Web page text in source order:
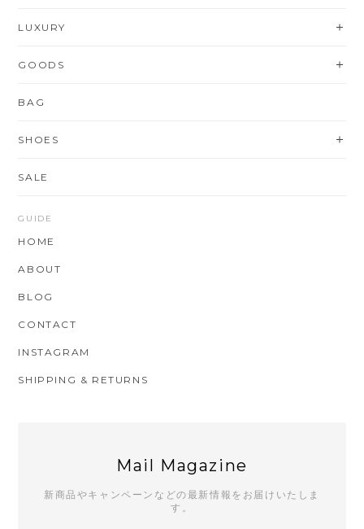
LUXURY
GOODS
BAG
SHOES
SALE
GUIDE
HOME
ABOUT
BLOG
CONTACT
INSTAGRAM
SHIPPING & RETURNS
Mail Magazine
新商品やキャンペーンなどの最新情報をお届けいたしま
す。